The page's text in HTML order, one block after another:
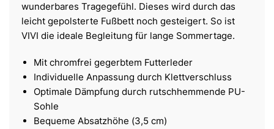
wunderbares Tragegefühl. Dieses wird durch das
leicht gepolsterte Fußbett noch gesteigert. So ist
VIVI die ideale Begleitung für lange Sommertage.
Mit chromfrei gegerbtem Futterleder
Individuelle Anpassung durch Klettverschluss
Optimale Dämpfung durch rutschhemmende PU-
Sohle
Bequeme Absatzhöhe (3,5 cm)